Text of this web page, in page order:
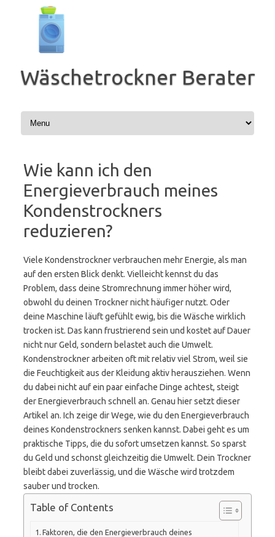
springen
Wäschetrockner Berater
Wie kann ich den
Energieverbrauch meines
Kondenstrockners
reduzieren?
Viele Kondenstrockner verbrauchen mehr Energie, als man
auf den ersten Blick denkt. Vielleicht kennst du das
Problem, dass deine Stromrechnung immer höher wird,
obwohl du deinen Trockner nicht häufiger nutzt. Oder
deine Maschine läuft gefühlt ewig, bis die Wäsche wirklich
trocken ist. Das kann frustrierend sein und kostet auf Dauer
nicht nur Geld, sondern belastet auch die Umwelt.
Kondenstrockner arbeiten oft mit relativ viel Strom, weil sie
die Feuchtigkeit aus der Kleidung aktiv herausziehen. Wenn
du dabei nicht auf ein paar einfache Dinge achtest, steigt
der Energieverbrauch schnell an. Genau hier setzt dieser
Artikel an. Ich zeige dir Wege, wie du den Energieverbrauch
deines Kondenstrockners senken kannst. Dabei geht es um
praktische Tipps, die du sofort umsetzen kannst. So sparst
du Geld und schonst gleichzeitig die Umwelt. Dein Trockner
bleibt dabei zuverlässig, und die Wäsche wird trotzdem
sauber und trocken.
Table of Contents
Faktoren, die den Energieverbrauch deines